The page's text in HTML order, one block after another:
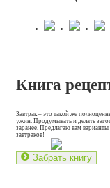
Книга
Завтрак – это такой же
ужин. Продумывать и делать
заранее. Предлагаю вам
завтраков!
Забрать книгу